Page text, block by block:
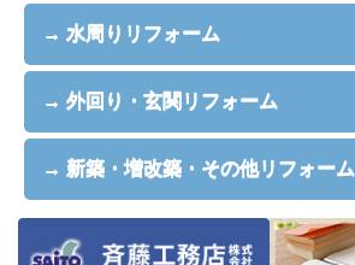
→ 水周りリフォーム
→ 外回り・玄関リフォーム
→ 新築・増改築・その他リフォーム